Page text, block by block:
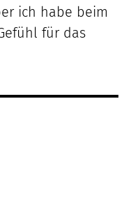
ich habe beim
für das